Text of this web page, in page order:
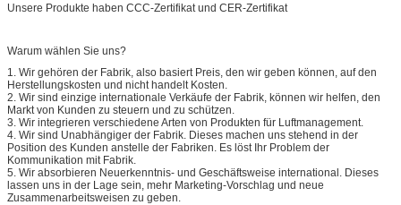
Unsere Produkte haben CCC-Zertifikat und CER-Zertifikat
Warum wählen Sie uns?
1. Wir gehören der Fabrik, also basiert Preis, den wir geben können, auf den
Herstellungskosten und nicht handelt Kosten.
2. Wir sind einzige internationale Verkäufe der Fabrik, können wir helfen, den
Markt von Kunden zu steuern und zu schützen.
3. Wir integrieren verschiedene Arten von Produkten für Luftmanagement.
4. Wir sind Unabhängiger der Fabrik. Dieses machen uns stehend in der
Position des Kunden anstelle der Fabriken. Es löst Ihr Problem der
Kommunikation mit Fabrik.
5. Wir absorbieren Neuerkenntnis- und Geschäftsweise international. Dieses
lassen uns in der Lage sein, mehr Marketing-Vorschlag und neue
Zusammenarbeitsweisen zu geben.